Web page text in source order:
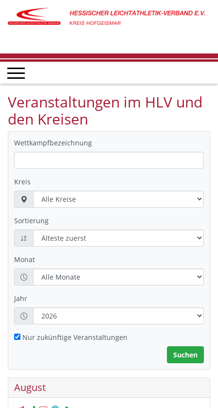
Veranstaltungen im HLV und
den Kreisen
Wettkampfbezeichnung
Kreis
Sortierung
Monat
Jahr
Nur zukünftige Veranstaltungen
August